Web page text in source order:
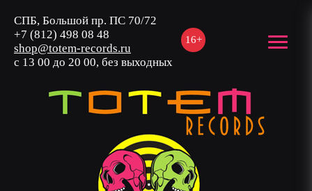
16+
СПБ, Большой пр. ПС 70/72
+7 (812) 498 08 48
shop@totem-records.ru
с 13 00 до 20 00, без выходных